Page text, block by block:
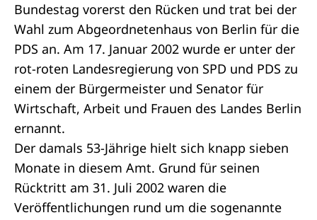
Bundestag vorerst den Rücken und trat bei der
Wahl zum Abgeordnetenhaus von Berlin für die
PDS an. Am 17. Januar 2002 wurde er unter der
rot-roten Landesregierung von SPD und PDS zu
einem der Bürgermeister und Senator für
Wirtschaft, Arbeit und Frauen des Landes Berlin
ernannt.
Der damals 53-Jährige hielt sich knapp sieben
Monate in diesem Amt. Grund für seinen
Rücktritt am 31. Juli 2002 waren die
Veröffentlichungen rund um die sogenannte